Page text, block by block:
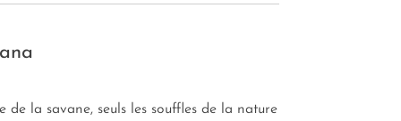
de la savane, seuls les souffles de la nature